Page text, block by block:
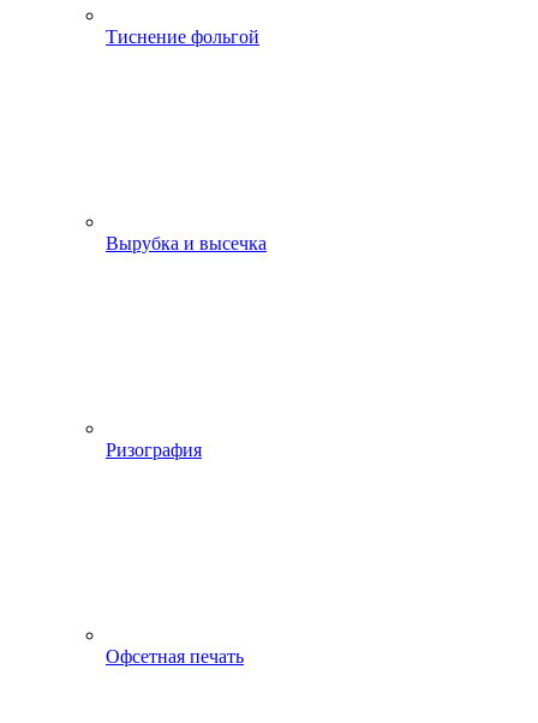
Тиснение фольгой
Вырубка и высечка
Ризография
Офсетная печать